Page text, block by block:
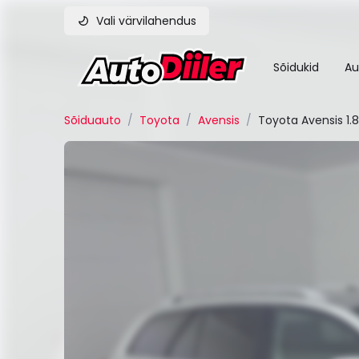
Vali värvilahendus
Sõidukid
Sõiduauto / Toyota / Avensis / Toyota Avensis